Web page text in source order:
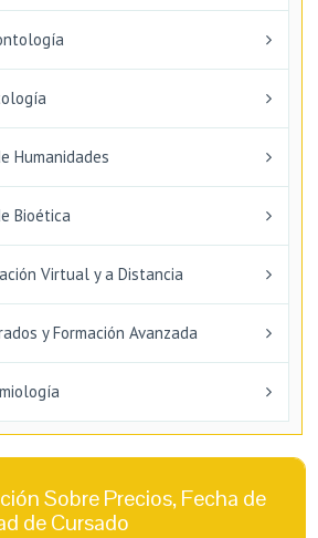
Humanidades
Bioética
Virtual y a Distancia
y Formación Avanzada
Sobre Precios, Fecha de
de Cursado